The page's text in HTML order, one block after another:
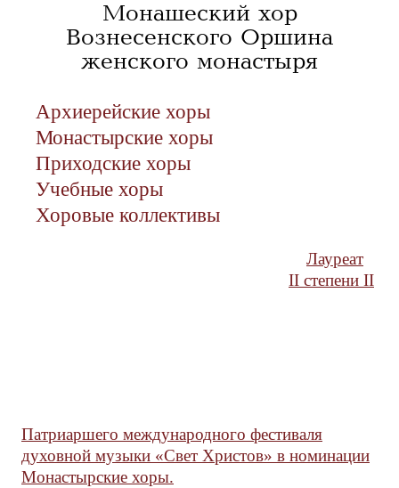
Монашеский хор
Вознесенского Оршина
женского монастыря
Архиерейские хоры
Монастырские хоры
Приходские хоры
Учебные хоры
Хоровые коллективы
Лауреат
II степени II
Патриаршего международного фестиваля
духовной музыки «Свет Христов» в номинации
Монастырские хоры.